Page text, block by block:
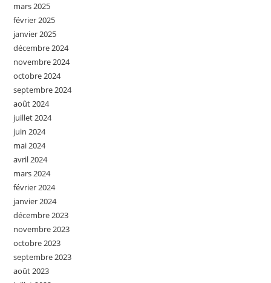
mars 2025
février 2025
janvier 2025
décembre 2024
novembre 2024
octobre 2024
septembre 2024
août 2024
juillet 2024
juin 2024
mai 2024
avril 2024
mars 2024
février 2024
janvier 2024
décembre 2023
novembre 2023
octobre 2023
septembre 2023
août 2023